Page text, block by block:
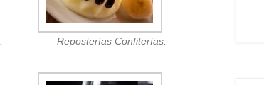
Reposterías Confiterías.